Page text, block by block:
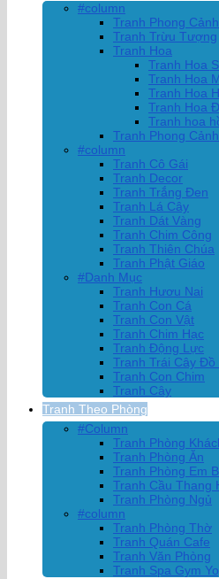
#column
Tranh Phong Cảnh
Tranh Trừu Tượng
Tranh Hoa
Tranh Hoa
Tranh Hoa
Tranh Hoa
Tranh Hoa
Tranh hoa
Tranh Phong
#column
Tranh Cô Gái
Tranh Decor
Tranh Trắng Đen
Tranh Lá Cây
Tranh Dát Vàng
Tranh Chim Công
Tranh Thiên Chúa
Tranh Phật Giáo
#Danh Mục
Tranh Hươu Nai
Tranh Con Cá
Tranh Con Vật
Tranh Chim Hạc
Tranh Động Lực
Tranh Trái Cây Đồ
Tranh Con Chim
Tranh Cây
Tranh Theo Phòng
#Column
Tranh Phòng
Tranh Phòng Ăn
Tranh Phòng Em
Tranh Cầu Thang
Tranh Phòng Ngủ
#column
Tranh Phòng Thờ
Tranh Quán Cafe
Tranh Văn Phòng
Tranh Spa Gym